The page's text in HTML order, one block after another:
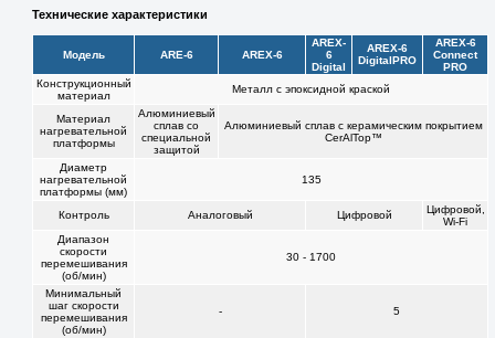
Технические характеристики
Модель ARE-6 AREX-6
AREX-
6
Digital
AREX-6
DigitalPRO
AREX-6
Connect
PRO
Конструкционный
материал
Металл с эпоксидной краской
Материал
нагревательной
платформы
Алюминиевый
сплав со
специальной
защитой
Алюминиевый сплав с керамическим покрытием
CerAlTop™
Диаметр
нагревательной
платформы (мм)
135
Контроль Аналоговый Цифровой
Цифровой,
Wi-Fi
Диапазон
скорости
перемешивания
(об/мин)
30 - 1700
Минимальный
шаг скорости
перемешивания
(об/мин)
- 5